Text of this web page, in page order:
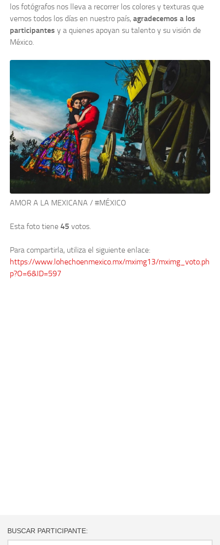
los fotógrafos nos lleva a recorrer los colores y texturas que
vemos todos los días en nuestro país, agradecemos a los
participantes y a quienes apoyan su talento y su visión de
México.
AMOR A LA MEXICANA / #MÉXICO
Esta foto tiene 45 votos.
Para compartirla, utiliza el siguiente enlace:
https://www.lohechoenmexico.mx/mximg13/mximg_voto.ph
p?O=6&ID=597
BUSCAR PARTICIPANTE: